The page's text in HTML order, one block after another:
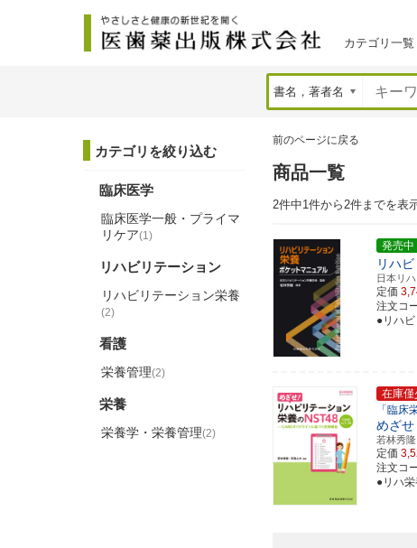
カテゴリ一覧
前のページに戻る
商品一覧
2件中1件から2件までを表
発売中
リハ
日本リ
定価
注文コ
●リハ
在庫僅
「臨床
めざ
若林秀
定価
注文コ
●リハ
カテゴリを絞り込む
臨床医学
臨床医学一般・プライマ
リケア(1)
リハビリテーション
リハビリテーション栄養
(2)
看護
栄養管理(2)
栄養
栄養学・栄養管理(2)